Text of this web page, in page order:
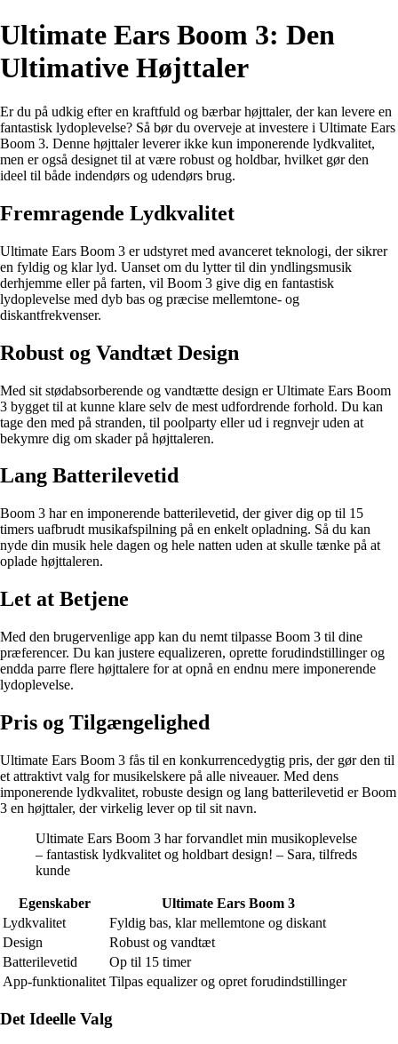
Ultimate Ears Boom 3: Den
Ultimative Højttaler
Er du på udkig efter en kraftfuld og bærbar højttaler, der kan levere en
fantastisk lydoplevelse? Så bør du overveje at investere i Ultimate Ears
Boom 3. Denne højttaler leverer ikke kun imponerende lydkvalitet,
men er også designet til at være robust og holdbar, hvilket gør den
ideel til både indendørs og udendørs brug.
Fremragende Lydkvalitet
Ultimate Ears Boom 3 er udstyret med avanceret teknologi, der sikrer
en fyldig og klar lyd. Uanset om du lytter til din yndlingsmusik
derhjemme eller på farten, vil Boom 3 give dig en fantastisk
lydoplevelse med dyb bas og præcise mellemtone- og
diskantfrekvenser.
Robust og Vandtæt Design
Med sit stødabsorberende og vandtætte design er Ultimate Ears Boom
3 bygget til at kunne klare selv de mest udfordrende forhold. Du kan
tage den med på stranden, til poolparty eller ud i regnvejr uden at
bekymre dig om skader på højttaleren.
Lang Batterilevetid
Boom 3 har en imponerende batterilevetid, der giver dig op til 15
timers uafbrudt musikafspilning på en enkelt opladning. Så du kan
nyde din musik hele dagen og hele natten uden at skulle tænke på at
oplade højttaleren.
Let at Betjene
Med den brugervenlige app kan du nemt tilpasse Boom 3 til dine
præferencer. Du kan justere equalizeren, oprette forudindstillinger og
endda parre flere højttalere for at opnå en endnu mere imponerende
lydoplevelse.
Pris og Tilgængelighed
Ultimate Ears Boom 3 fås til en konkurrencedygtig pris, der gør den til
et attraktivt valg for musikelskere på alle niveauer. Med dens
imponerende lydkvalitet, robuste design og lang batterilevetid er Boom
3 en højttaler, der virkelig lever op til sit navn.
Ultimate Ears Boom 3 har forvandlet min musikoplevelse
– fantastisk lydkvalitet og holdbart design! – Sara, tilfreds
kunde
Egenskaber
Ultimate Ears Boom 3
Lydkvalitet
Fyldig bas, klar mellemtone og diskant
Design
Robust og vandtæt
Batterilevetid
Op til 15 timer
App-funktionalitet Tilpas equalizer og opret forudindstillinger
Det Ideelle Valg